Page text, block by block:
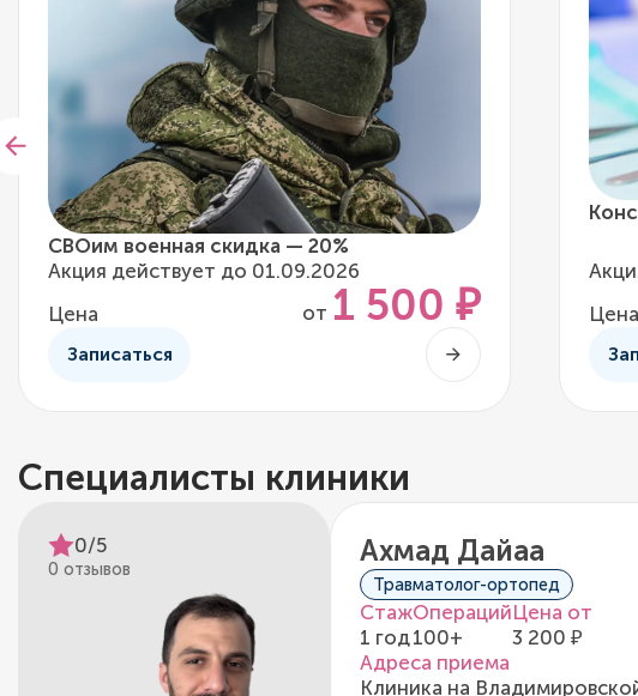
СВОим военная скидка — 20%
Акция действует до 01.09.2026
Цена
от 1 500 ₽
Записаться
Цена
Специалисты клиники
0/5
0 отзывов
Ахмад Дайаа
Травматолог-ортопед
Стаж
1 год
Операций
100+
Цена от
3 200 ₽
Адреса приема
Клиника на